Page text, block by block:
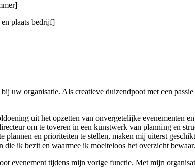
plaats bedrijf]
uw organisatie. Als creatieve duizendpoot met een
uit het opzetten van onvergetelijke evenementen
om te toveren in een kunstwerk van planning en
en prioriteiten te stellen, maken mij uiterst
ik bezit en waarmee ik moeiteloos het overzicht bewaar.
evenement tijdens mijn vorige functie. Met mijn